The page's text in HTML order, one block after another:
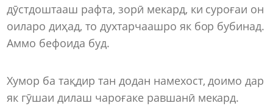
дӯстдоштааш рафта, зорӣ мекард, ки суроғаи он
оиларо диҳад, то духтарчаашро як бор бубинад.
Аммо бефоида буд.
Хумор ба тақдир тан додан намехост, доимо дар
як гӯшаи дилаш чароғаке равшанӣ мекард.